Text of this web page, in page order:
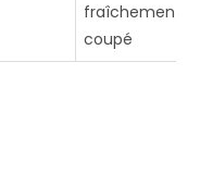
fraîchement
coupé